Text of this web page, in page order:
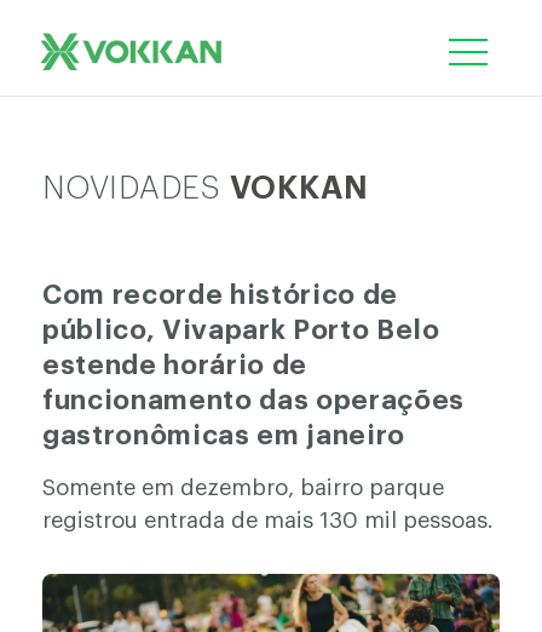
NOVIDADES VOKKAN
Com recorde histórico de
público, Vivapark Porto Belo
estende horário de
funcionamento das operações
gastronômicas em janeiro
Somente em dezembro, bairro parque
registrou entrada de mais 130 mil pessoas.